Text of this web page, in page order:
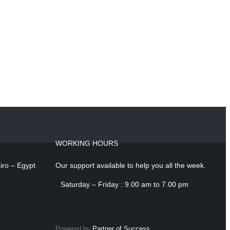
– Egypt
WORKING HOURS
Our support available to help you all the week.
Saturday – Friday : 9.00 am to 7.00 pm